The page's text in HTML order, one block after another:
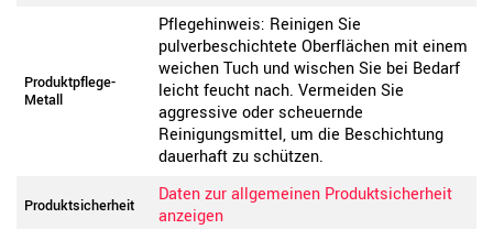
Produktpflege-
Metall
Pflegehinweis: Reinigen Sie
pulverbeschichtete Oberflächen mit einem
weichen Tuch und wischen Sie bei Bedarf
leicht feucht nach. Vermeiden Sie
aggressive oder scheuernde
Reinigungsmittel, um die Beschichtung
dauerhaft zu schützen.
Produktsicherheit
Daten zur allgemeinen Produktsicherheit
anzeigen